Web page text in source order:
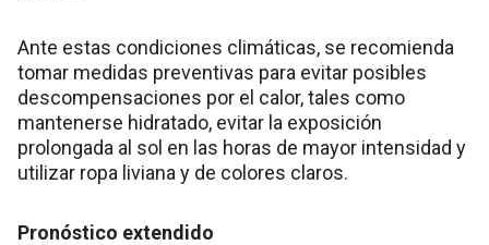
Ante estas condiciones climáticas, se recomienda
tomar medidas preventivas para evitar posibles
descompensaciones por el calor, tales como
mantenerse hidratado, evitar la exposición
prolongada al sol en las horas de mayor intensidad y
utilizar ropa liviana y de colores claros.
Pronóstico extendido